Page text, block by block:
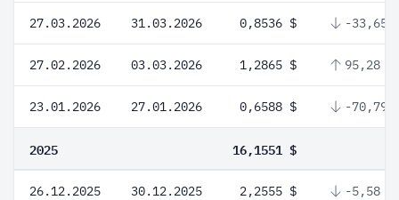
27.03.2026 31.03.2026 0,8536 $ -33,65
27.02.2026 03.03.2026 1,2865 $ 95,28 %
23.01.2026 27.01.2026 0,6588 $ -70,79
2025 16,1551 $
26.12.2025 30.12.2025 2,2555 $ -5,58 %